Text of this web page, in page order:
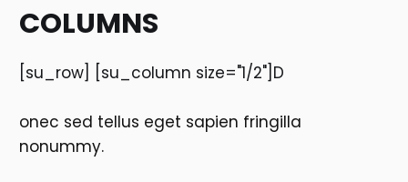
COLUMNS
[su_row] [su_column size="1/2"]D
onec sed tellus eget sapien fringilla
nonummy.